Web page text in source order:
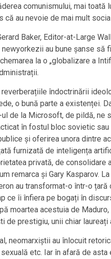
comunismului, mai
că au nevoie de mai mult
Baker, Editor-at-Large
au bune șanse să
la o „globalizare a
reverberațiile îndoctrinării
o bună parte a existenței.
de la Microsoft, de pildă, ne
în fostul bloc sovietic
și oferirea unora dintre
furnizată de inteligența
privată, de consolidare
remarca și Gary Kasparov.
au transformat-o într-o
ce îi înfiera pe bogați în
moartea acestuia de
de prestigiu, unii chiar
neomarxiștii au înlocuit
etc. Iar în afară de